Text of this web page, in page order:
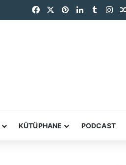
FacebookPinterestLinkedInTumblr
KÜTÜPHANE PODCAST